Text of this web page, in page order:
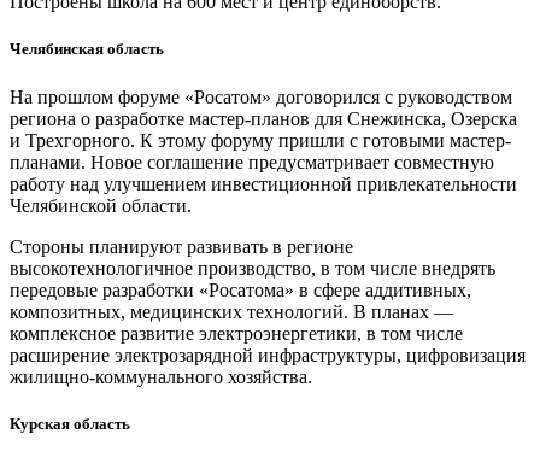
Челябинская область
На прошлом форуме «Росатом» договорился с руководством
региона о разработке мастер-планов для Снежинска, Озерска
и Трехгорного. К этому форуму пришли с готовыми мастер-
планами. Новое соглашение предусматривает совместную
работу над улучшением инвестиционной привлекательности
Челябинской области.
Стороны планируют развивать в регионе
высокотехнологичное производство, в том числе внедрять
передовые разработки «Росатома» в сфере аддитивных,
композитных, медицинских технологий. В планах —
комплексное развитие электроэнергетики, в том числе
расширение электрозарядной инфраструктуры, цифровизация
жилищно-коммунального хозяйства.
Курская область